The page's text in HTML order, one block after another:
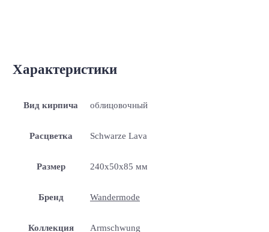
Характеристики
Вид кирпича облицовочный
Расцветка Schwarze Lava
Размер 240x50x85 мм
Бренд Wandermode
Коллекция Armschwung